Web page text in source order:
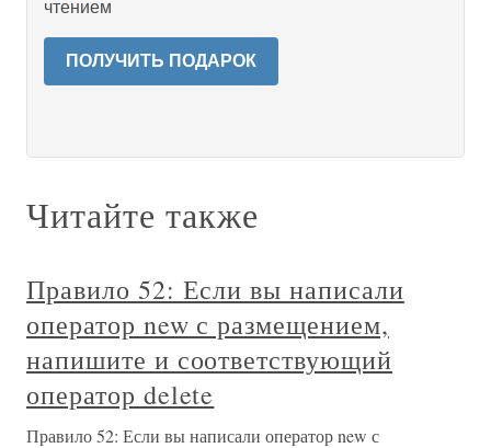
чтением
ПОЛУЧИТЬ ПОДАРОК
Читайте также
Правило 52: Если вы написали
оператор new с размещением,
напишите и соответствующий
оператор delete
Правило 52: Если вы написали оператор new с